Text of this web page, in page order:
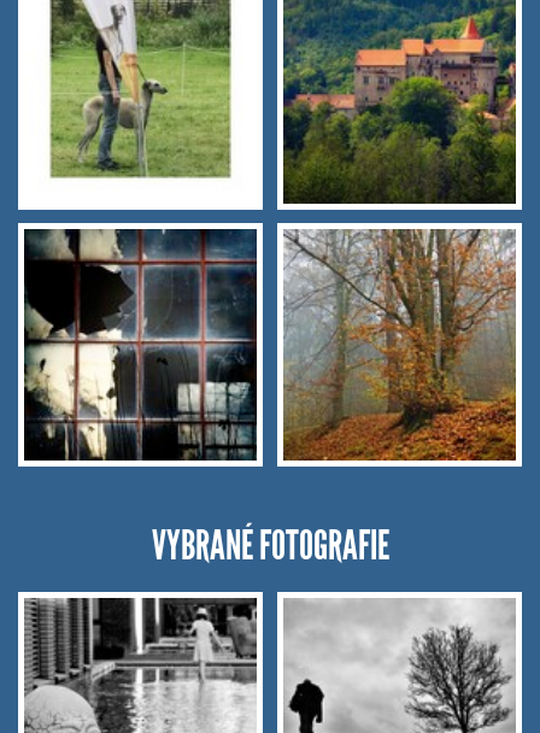
VYBRANÉ FOTOGRAFIE